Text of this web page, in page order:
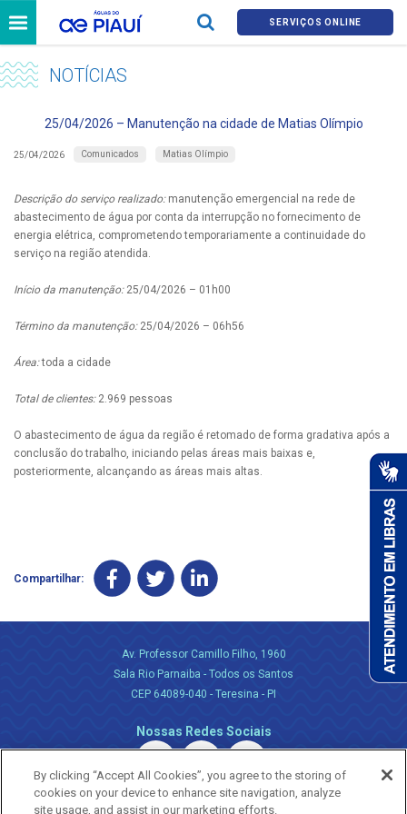
SERVIÇOS ONLINE
NOTÍCIAS
25/04/2026 – Manutenção na cidade de Matias Olímpio
25/04/2026 Comunicados Matias Olímpio
Descrição do serviço realizado:manutenção emergencial na rede de
abastecimento de água por conta da interrupção no fornecimento de
energia elétrica, comprometendo temporariamente a continuidade do
serviço na região atendida.
Início da manutenção:25/04/2026 – 01h00
Término da manutenção:25/04/2026 – 06h56
Área:toda a cidade
Total de clientes:2.969 pessoas
O abastecimento de água da região é retomado de forma gradativa após a
conclusão do trabalho, iniciando pelas áreas mais baixas e,
posteriormente, alcançando as áreas mais altas.
Compartilhar:
Av. Professor Camillo Filho, 1960
Sala Rio Parnaiba - Todos os Santos
CEP 64089-040 - Teresina - PI
Nossas Redes Sociais
By clicking “Accept All Cookies”, you agree to the storing of
cookies on your device to enhance site navigation, analyze
site usage, and assist in our marketing efforts.